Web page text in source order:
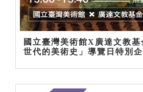
國立臺灣美術館X廣達文教
世代的美術史」導覽日特別企